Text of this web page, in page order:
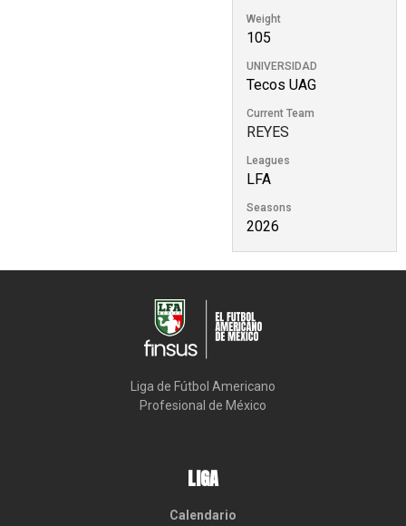
Weight
105
UNIVERSIDAD
Tecos UAG
Current Team
REYES
Leagues
LFA
Seasons
2026
Liga de Fútbol Americano
Profesional de México
LIGA
Calendario